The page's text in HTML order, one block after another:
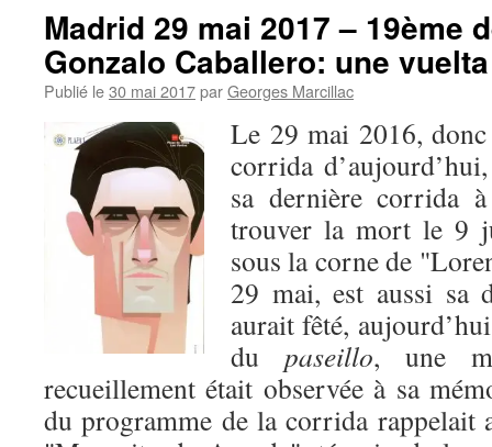
Madrid 29 mai 2017 – 19ème
Gonzalo Caballero: une
Publié le30 mai 2017parGeorges Marcillac
Le 29 mai 2016,
corrida
sa dernière corrida
trouver la mort le 9
sous la corne de
29 mai, est aussi sa
aurait fêté,
du paseillo, une
recueillement était observée à sa
du programme de la corrida rappelait